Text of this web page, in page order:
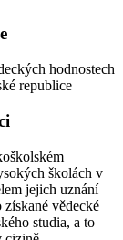
hodnostech
republice
školách v
jejich uznání
vědecké
studia, a to